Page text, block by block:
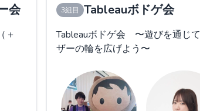
会
＋
3組目 Tableauボドゲ会
Tableauボドゲ会 〜遊びを通じ
ザーの輪を広げよう〜